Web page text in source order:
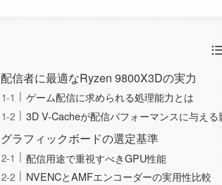
配信者に最適なRyzen 9800X3Dの実力
ゲーム配信に求められる処理能力とは
3D V-Cacheが配信パフォーマンスに与える
グラフィックボードの選定基準
配信用途で重視すべきGPU性能
NVENCとAMFエンコーダーの実用性比較